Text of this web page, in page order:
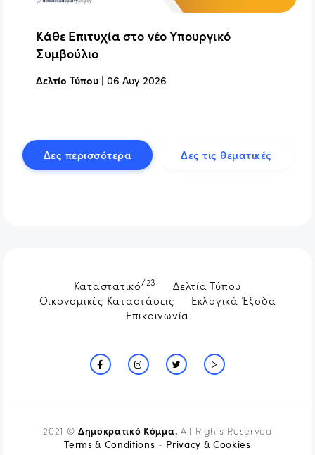
Κάθε Επιτυχία στο νέο Υπουργικό
Συμβούλιο
Δελτίο Τύπου |06 Αυγ 2026
Δες περισσότερα Δες τις θεματικές
Καταστατικό/23
Δελτία Τύπου
Οικονομικές Καταστάσεις
Εκλογικά Έξοδα
Επικοινωνία
2021 ©Δημοκρατικό Κόμμα. All Rights Reserved
Terms & Conditions - Privacy & Cookies